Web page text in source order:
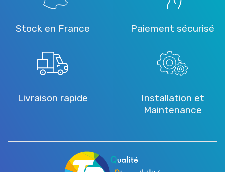
Stock en France Paiement sécurisé
Livraison rapide
Installation et
Maintenance